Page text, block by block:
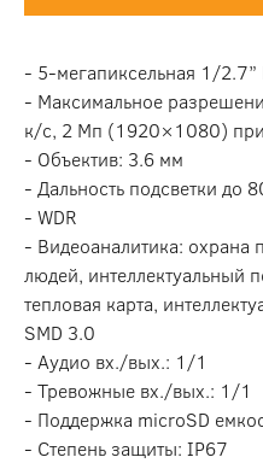
- 5-мегапиксельная 1/
- Максимальное
к/с, 2 Мп (1920×1080)
- Объектив: 3.6 мм
- Дальность подсветки до
- WDR
- Видеоаналитика: охрана
людей, интеллектуальный
тепловая карта,
SMD 3.0
- Аудио вх./вых.: 1/1
- Тревожные вх./вых.: 1/1
- Поддержка microSD
- Степень защиты: IP67